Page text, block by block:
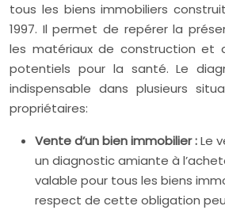
tous les biens immobiliers
1997. Il permet de repérer la
les matériaux de construction et
potentiels pour la santé. Le
indispensable dans plusieurs
propriétaires:
Vente d’un bien immobilier :Le
un diagnostic amiante à
valable pour tous les biens
respect de cette obligation